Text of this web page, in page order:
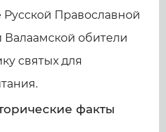
Православной
обители
святых для
факты